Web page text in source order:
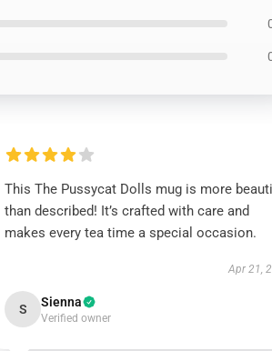
This The Pussycat Dolls mug is more
than described! It’s crafted with care and
makes every tea time a special occasion.
Apr 21,
S Sienna
Verified owner